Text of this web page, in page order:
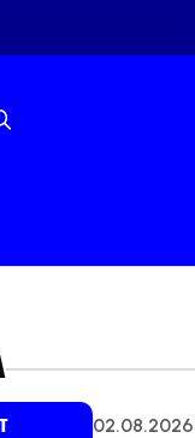
02.08.2026